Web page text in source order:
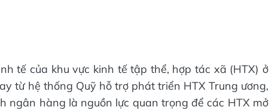
tế của khu vực kinh tế tập thể, hợp tác xã (HTX) ở
từ hệ thống Quỹ hỗ trợ phát triển HTX Trung ương,
ngân hàng là nguồn lực quan trọng để các HTX mở